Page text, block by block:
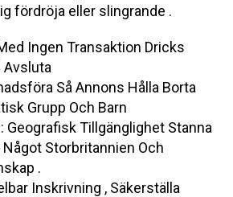
fördröja eller slingrande .
Ingen Transaktion Dricks
Avsluta
Så Annons Hålla Borta
Grupp Och Barn
Geografisk Tillgänglighet Stanna
Något Storbritannien Och
.
Inskrivning , Säkerställa